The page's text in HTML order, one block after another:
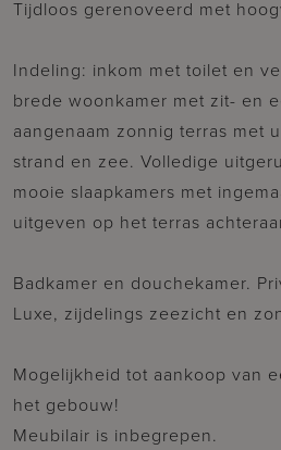
Tijdloos gerenoveerd met
Indeling: inkom met toilet en
brede woonkamer met zit- en
aangenaam zonnig terras met
strand en zee. Volledige
mooie slaapkamers met
uitgeven op het terras
Badkamer en douchekamer.
Luxe, zijdelings zeezicht en
Mogelijkheid tot aankoop van
het gebouw!
Meubilair is inbegrepen.